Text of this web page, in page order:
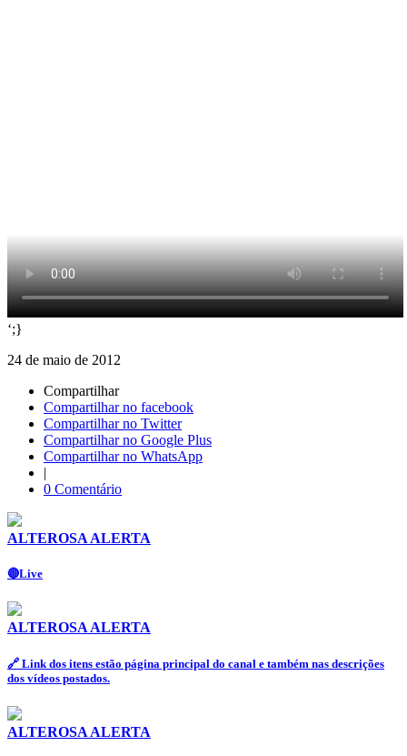
‘;}
24 de maio de 2012
Compartilhar
Compartilhar no facebook
Compartilhar no Twitter
Compartilhar no Google Plus
Compartilhar no WhatsApp
|
0 Comentário
ALTEROSA ALERTA
🔴Live
ALTEROSA ALERTA
🔗 Link dos itens estão página principal do canal e também nas descrições
dos vídeos postados.
ALTEROSA ALERTA